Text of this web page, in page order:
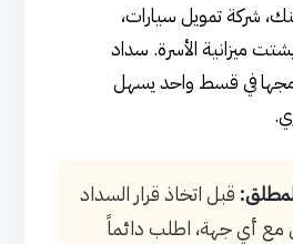
شركة تمويل سيارات،
ميزانية الأسرة. سداد
في قسط واحد يسهل
قبل اتخاذ قرار السداد
مع أي جهة، اطلب دائماً